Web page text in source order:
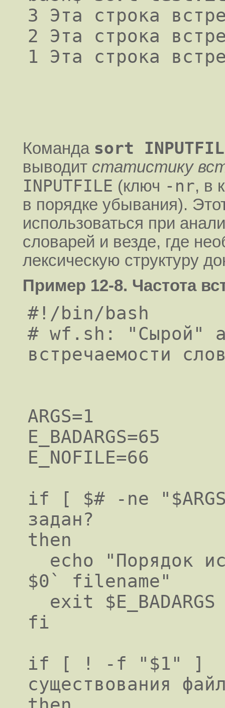
3 Эта строка
2 Эта строка
1 Эта строка
Команда sort
выводит статистику
INPUTFILE (ключ -nr, в
в порядке убывания).
использоваться при
словарей и везде, где
лексическую структуру
Пример 12-8. Частота
#!/bin/bash
# wf.sh: "Сырой"
встречаемости
ARGS=1
E_BADARGS=65
E_NOFILE=66
if [ $# -ne
задан?
then
$0` filename"
fi
if [ ! -f "$1" ]
существования